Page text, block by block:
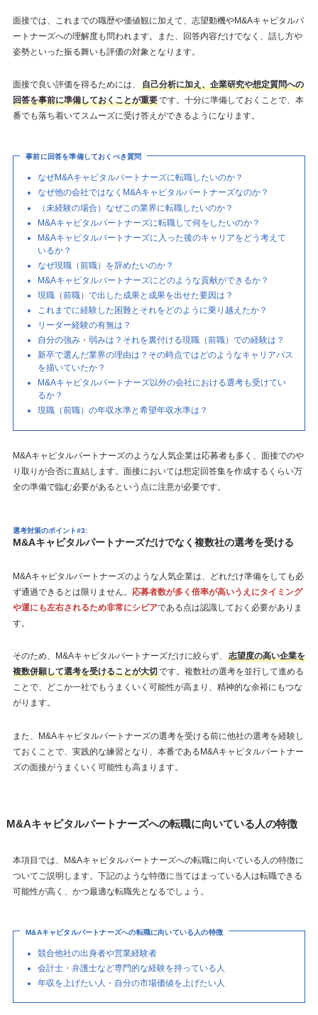
面接では、これまでの職歴や価値観に加えて、志望動機やM&Aキャピタルパ
ートナーズへの理解度も問われます。また、回答内容だけでなく、話し方や
姿勢といった振る舞いも評価の対象となります。
面接で良い評価を得るためには、
自己分析に加え、企業研究や想定質問への
回答を事前に準備しておくことが重要です。十分に準備しておくことで、本
番でも落ち着いてスムーズに受け答えができるようになります。
事前に回答を準備しておくべき質問
なぜM&Aキャピタルパートナーズに転職したいのか？
なぜ他の会社ではなくM&Aキャピタルパートナーズなのか？
（未経験の場合）なぜこの業界に転職したいのか？
M&Aキャピタルパートナーズに転職して何をしたいのか？
M&Aキャピタルパートナーズに入った後のキャリアをどう考えて
いるか？
なぜ現職（前職）を辞めたいのか？
M&Aキャピタルパートナーズにどのような貢献ができるか？
現職（前職）で出した成果と成果を出せた要因は？
これまでに経験した困難とそれをどのように乗り越えたか？
リーダー経験の有無は？
自分の強み・弱みは？それを裏付ける現職（前職）での経験は？
新卒で選んだ業界の理由は？その時点ではどのようなキャリアパス
を描いていたか？
M&Aキャピタルパートナーズ以外の会社における選考も受けてい
るか？
現職（前職）の年収水準と希望年収水準は？
M&Aキャピタルパートナーズのような人気企業は応募者も多く、面接でのや
り取りが合否に直結します。面接においては想定回答集を作成するくらい万
全の準備で臨む必要があるという点に注意が必要です。
選考対策のポイント#3:
M&Aキャピタルパートナーズだけでなく複数社の選考を受ける
M&Aキャピタルパートナーズのような人気企業は、どれだけ準備をしても必
ず通過できるとは限りません。 応募者数が多く倍率が高いうえにタイミング
や運にも左右されるため非常にシビアである点は認識しておく必要がありま
す。
そのため、M&Aキャピタルパートナーズだけに絞らず、
志望度の高い企業を
複数併願して選考を受けることが大切です。複数社の選考を並行して進める
ことで、どこか一社でもうまくいく可能性が高まり、精神的な余裕にもつな
がります。
また、M&Aキャピタルパートナーズの選考を受ける前に他社の選考を経験し
ておくことで、実践的な練習となり、本番であるM&Aキャピタルパートナー
ズの面接がうまくいく可能性も高まります。
M&Aキャピタルパートナーズへの転職に向いている人の特徴
本項目では、M&Aキャピタルパートナーズへの転職に向いている人の特徴に
ついてご説明します。下記のような特徴に当てはまっている人は転職できる
可能性が高く、かつ最適な転職先となるでしょう。
M&Aキャピタルパートナーズへの転職に向いている人の特徴
競合他社の出身者や営業経験者
会計士・弁護士など専門的な経験を持っている人
年収を上げたい人・自分の市場価値を上げたい人